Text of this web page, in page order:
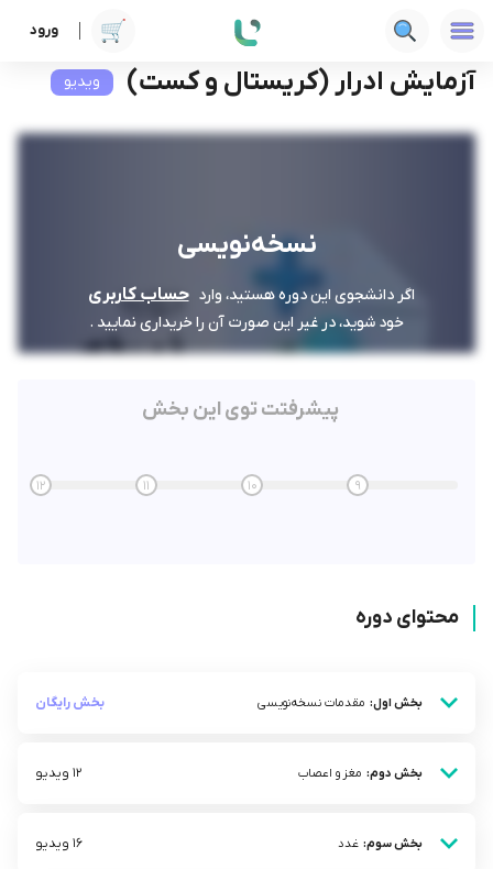
ورود دوره ها علوم پزشکی آزمایش ادرار (کریستال و کست)
آزمایش ادرار (کریستال و کست) ویدیو
نسخه‌نویسی
اگر دانشجوی این دوره هستید، وارد حساب کاربری
خود شوید، در غیر این صورت آن را خریداری نمایید .
پیشرفتت توی این بخش
9
10
11
12
محتوای دوره
بخش اول: مقدمات نسخه‌نویسی بخش رایگان
بخش دوم: مغز و اعصاب 12 ویدیو
بخش سوم: غدد 16 ویدیو